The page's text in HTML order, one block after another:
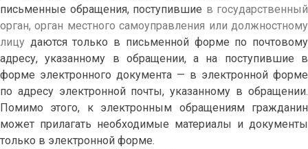
письменные обращения, поступившие в государственный
орган, орган местного самоуправления или должностному
лицу даются только в письменной форме по почтовому
адресу, указанному в обращении, а на поступившие в
форме электронного документа — в электронной форме
по адресу электронной почты, указанному в обращении.
Помимо этого, к электронным обращениям гражданин
может прилагать необходимые материалы и документы
только в электронной форме.